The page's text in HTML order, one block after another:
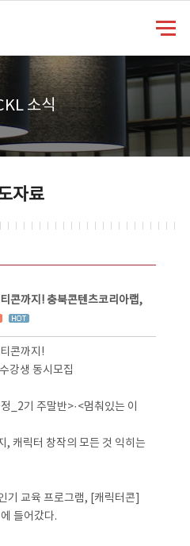
소식
자료
콘까지! 충북콘텐츠코리아랩,
콘까지!
강생 동시모집
_2기 주말반>·<멈춰있는 이
, 캐릭터 창작의 모든 것 익히는
기 교육 프로그램, [캐릭터콘]
들어갔다.